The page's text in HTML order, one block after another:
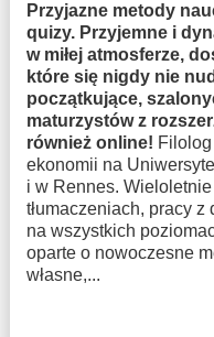
Przyjazne metody
quizy. Przyjemne i
w miłej atmosferze,
które się nigdy nie
początkujące,
maturzystów z
również online!
ekonomii na
i w Rennes.
tłumaczeniach, pracy z
na wszystkich
oparte o nowoczesne
własne,...